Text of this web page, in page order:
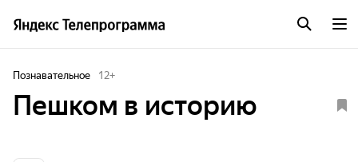
Познавательное 12+
Пешком в историю